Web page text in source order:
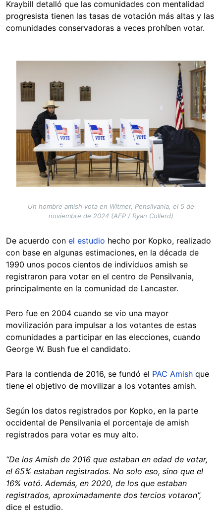
Kraybill detalló que las comunidades con mentalidad
progresista tienen las tasas de votación más altas y las
comunidades conservadoras a veces prohíben votar.
Un hombre amish vota en Witmer, Pensilvania, el 5 de
noviembre de 2024 (AFP / Ryan Collerd)
De acuerdo con el estudio hecho por Kopko, realizado
con base en algunas estimaciones, en la década de
1990 unos pocos cientos de individuos amish se
registraron para votar en el centro de Pensilvania,
principalmente en la comunidad de Lancaster.
Pero fue en 2004 cuando se vio una mayor
movilización para impulsar a los votantes de estas
comunidades a participar en las elecciones, cuando
George W. Bush fue el candidato.
Para la contienda de 2016, se fundó el PAC Amish que
tiene el objetivo de movilizar a los votantes amish.
Según los datos registrados por Kopko, en la parte
occidental de Pensilvania el porcentaje de amish
registrados para votar es muy alto.
“De los Amish de 2016 que estaban en edad de votar,
el 65% estaban registrados. No solo eso, sino que el
16% votó. Además, en 2020, de los que estaban
registrados, aproximadamente dos tercios votaron”,
dice el estudio.